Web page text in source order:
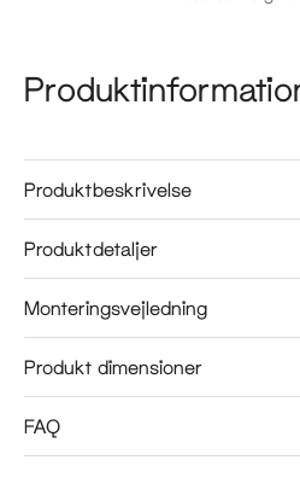
Produktbeskrivelse
Produktdetaljer
Monteringsvejledning
Produkt dimensioner
FAQ